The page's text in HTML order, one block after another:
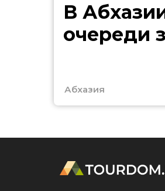
В Абхазии тоже
очереди
Абхазия